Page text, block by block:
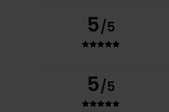
5/5
5/5